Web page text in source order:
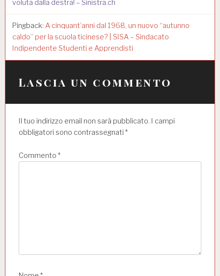
o
l
voluta dalla destra! – Sinistra.ch
Pingback: A cinquant’anni dal 1968, un nuovo “autunno
caldo” per la scuola ticinese? | SISA – Sindacato
Indipendente Studenti e Apprendisti
Lascia un commento
Il tuo indirizzo email non sarà pubblicato. I campi
obbligatori sono contrassegnati *
Commento *